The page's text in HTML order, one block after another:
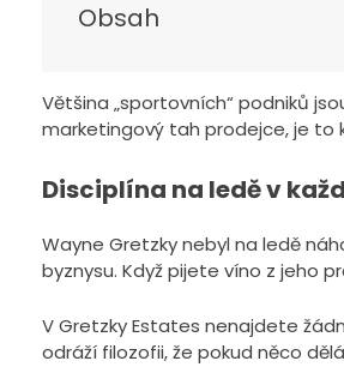
Obsah
Většina „sportovních“ podniků
marketingový tah prodejce, je to
Disciplína na ledě v
Wayne Gretzky nebyl na ledě
byznysu. Když pijete víno z jeho
V Gretzky Estates nenajdete
odráží filozofii, že pokud něco